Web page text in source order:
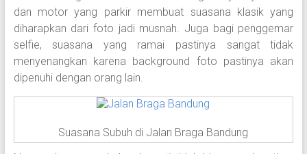
dan motor yang parkir membuat suasana klasik yang
diharapkan dari foto jadi musnah. Juga bagi penggemar
selfie, suasana yang ramai pastinya sangat tidak
menyenangkan karena background foto pastinya akan
dipenuhi dengan orang lain.
Suasana Subuh di Jalan Braga Bandung